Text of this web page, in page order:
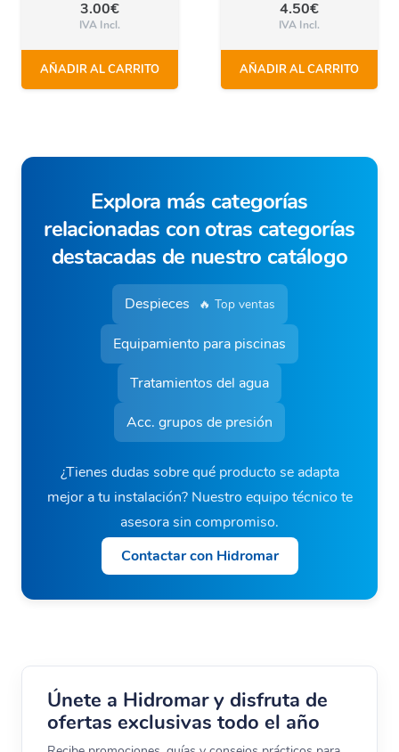
3.00€
IVA Incl.
AÑADIR AL CARRITO
4.50€
IVA Incl.
AÑADIR AL CARRITO
Explora más categorías
relacionadas con otras categorías
destacadas de nuestro catálogo
Despieces 🔥 Top ventas
Equipamiento para piscinas
Tratamientos del agua
Acc. grupos de presión
¿Tienes dudas sobre qué producto se adapta
mejor a tu instalación? Nuestro equipo técnico te
asesora sin compromiso.
Contactar con Hidromar
Únete a Hidromar y disfruta de
ofertas exclusivas todo el año